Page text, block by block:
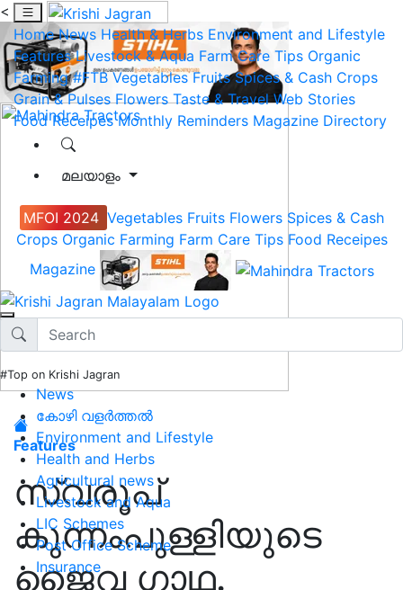
<
Home News Health & Herbs Environment and Lifestyle
Features Livestock & Aqua Farm Care Tips Organic
Farming #FTB Vegetables Fruits Spices & Cash Crops
Grain & Pulses Flowers Taste & Travel Web Stories
Food Receipes Monthly Reminders Magazine Directory
മലയാളം
MFOI 2024 Vegetables Fruits Flowers Spices & Cash
Crops Organic Farming Farm Care Tips Food Receipes
Magazine
#Top on Krishi Jagran
News
കോഴി വളർത്തൽ
Environment and Lifestyle
Health and Herbs
Agricultural news
Livestock and Aqua
LIC Schemes
Post Office Scheme
Insurance
Features
സ്വരൂപ്
കുന്നംപുള്ളിയുടെ
ജൈവ ഗാഥ.